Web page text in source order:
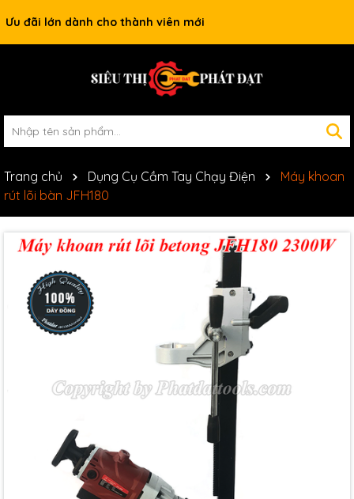
Ưu đãi lớn dành cho thành viên mới
Trang chủ Dụng Cụ Cầm Tay Chạy Điện
Máy khoan
rút lõi bàn JFH180